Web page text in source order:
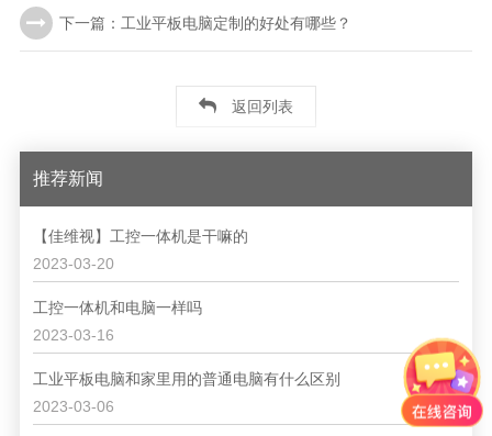
下一篇：工业平板电脑定制的好处有哪些？
返回列表
推荐新闻
【佳维视】工控一体机是干嘛的
2023-03-20
工控一体机和电脑一样吗
2023-03-16
工业平板电脑和家里用的普通电脑有什么区别
2023-03-06